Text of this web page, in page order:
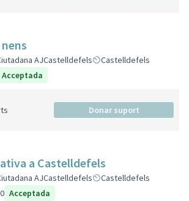
AJCastelldefels
Castelldefels
Acceptada
Donar suport
a Castelldefels
AJCastelldefels
Castelldefels
0 Acceptada